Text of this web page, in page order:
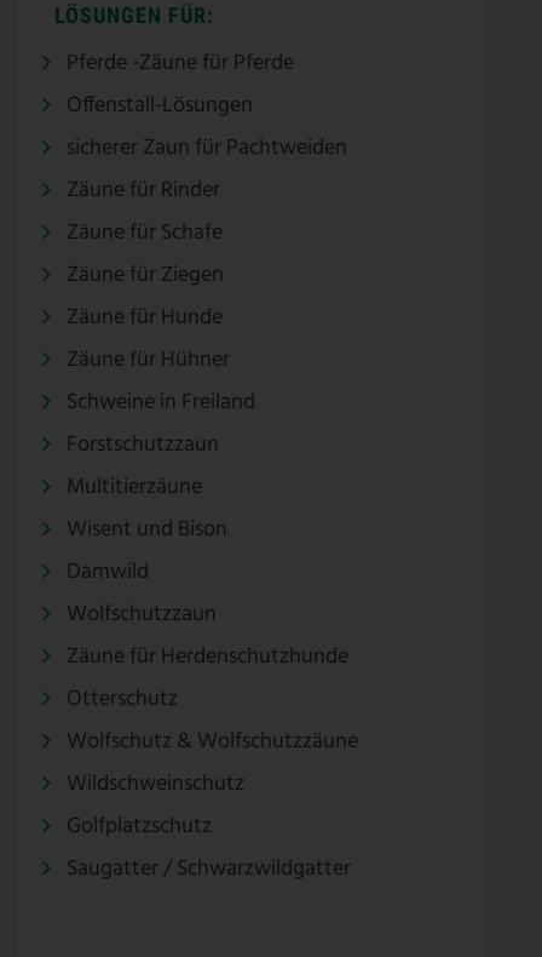
LÖSUNGEN FÜR:
Pferde -Zäune für Pferde
Offenstall-Lösungen
sicherer Zaun für Pachtweiden
Zäune für Rinder
Zäune für Schafe
Zäune für Ziegen
Zäune für Hunde
Zäune für Hühner
Schweine in Freiland
Forstschutzzaun
Multitierzäune
Wisent und Bison
Damwild
Wolfschutzzaun
Zäune für Herdenschutzhunde
Otterschutz
Wolfschutz & Wolfschutzzäune
Wildschweinschutz
Golfplatzschutz
Saugatter / Schwarzwildgatter